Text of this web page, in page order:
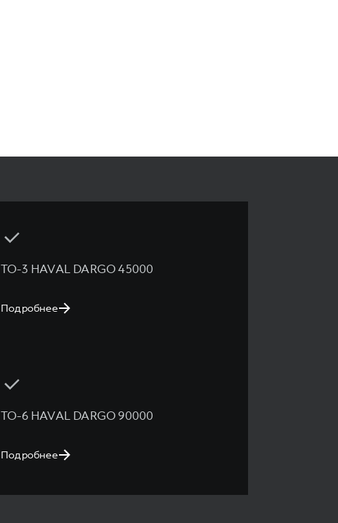
ТО-3 HAVAL DARGO 45000
Подробнее
ТО-6 HAVAL DARGO 90000
Подробнее